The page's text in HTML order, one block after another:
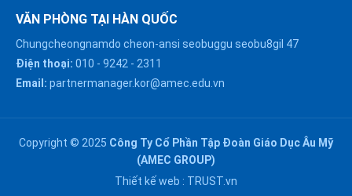
VĂN PHÒNG TẠI HÀN QUỐC
Chungcheongnamdo cheon-ansi seobuggu seobu8gil 47
Điện thoại: 010 - 9242 - 2311
Email: partnermanager.kor@amec.edu.vn
Copyright © 2025 Công Ty Cổ Phần Tập Đoàn Giáo Dục Âu Mỹ
(AMEC GROUP)
Thiết kế web : TRUST.vn
HÀ NỘI :
0914863466
ĐÀ NẴNG :
0916082128
HỒ CHÍ MINH :
Chat với chúng tôi trên
Zalo